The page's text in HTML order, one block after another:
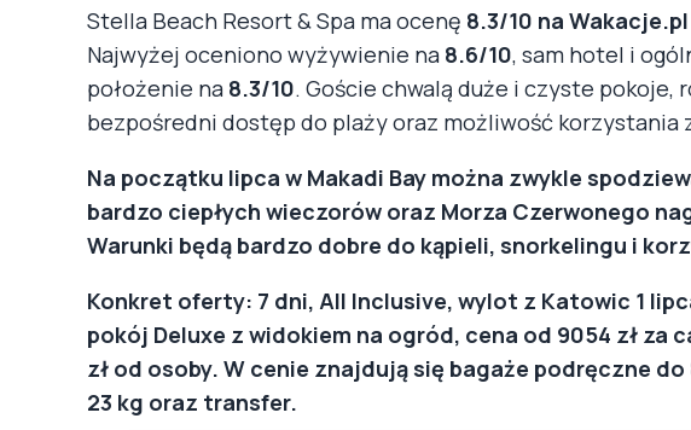
Stella Beach Resort & Spa ma ocenę 8.3/10 na Wakacje.pl
Najwyżej oceniono wyżywienie na 8.6/10, sam hotel i
położenie na 8.3/10. Goście chwalą duże i czyste pokoje,
bezpośredni dostęp do plaży oraz możliwość korzystania
Na początku lipca w Makadi Bay można zwykle
bardzo ciepłych wieczorów oraz Morza Czerwonego
Warunki będą bardzo dobre do kąpieli, snorkelingu i
Konkret oferty: 7 dni, All Inclusive, wylot z Katowic 1
pokój Deluxe z widokiem na ogród, cena od 9054 zł za
zł od osoby. W cenie znajdują się bagaże podręczne
23 kg oraz transfer.